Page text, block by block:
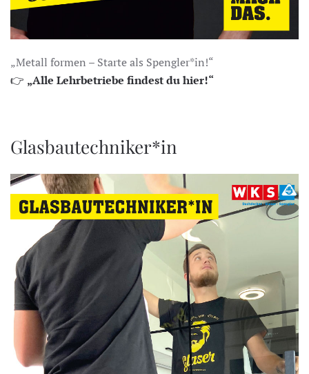
„Metall formen – Starte als Spengler*in!“
👉 „Alle Lehrbetriebe findest du hier!“
Glasbautechniker*in